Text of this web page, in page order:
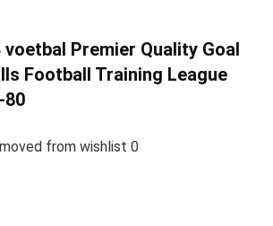
Premier Quality Goal
Football Training League
80
from wishlist 0